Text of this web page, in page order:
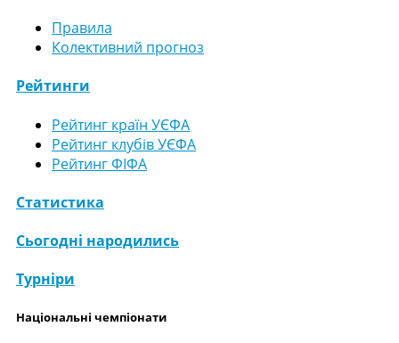
Правила
Колективний прогноз
Рейтинги
Рейтинг країн УЄФА
Рейтинг клубів УЄФА
Рейтинг ФІФА
Статистика
Сьогодні народились
Турніри
Національні чемпіонати